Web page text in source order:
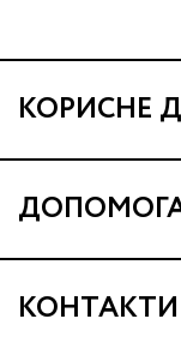
КОРИСНЕ
Про МА та
Програма Ма
Ма Клуб
Подарункові
Наші магазини
Доставка і
КОНТАКТИ